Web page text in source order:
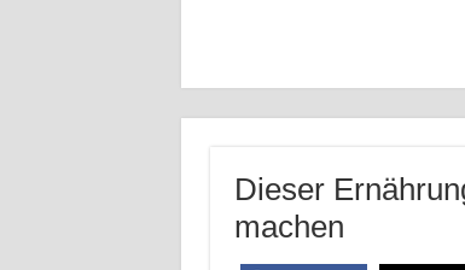
Dieser
machen